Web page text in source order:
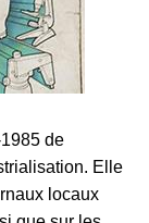
de
Elle
locaux